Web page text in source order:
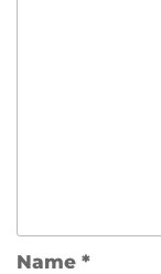
Name *